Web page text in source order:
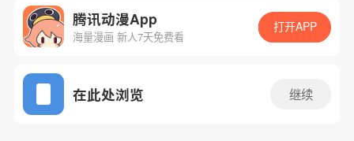
App免费看
腾讯动漫App
海量漫画 新人7天免费看
打开APP
在此处浏览 继续